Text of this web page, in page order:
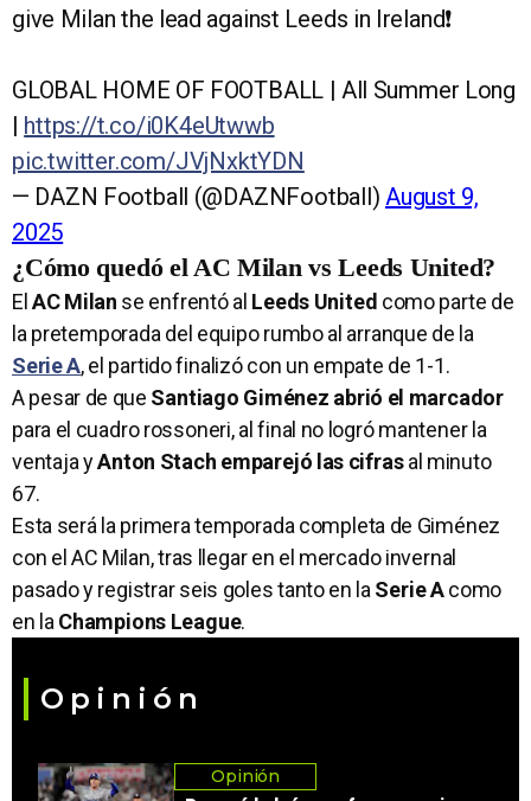
give Milan the lead against Leeds in Ireland❗
GLOBAL HOME OF FOOTBALL | All Summer Long
| https://t.co/i0K4eUtwwb
pic.twitter.com/JVjNxktYDN
— DAZN Football (@DAZNFootball) August 9,
2025
¿Cómo quedó el AC Milan vs Leeds United?
El AC Milan se enfrentó al Leeds United como parte de
la pretemporada del equipo rumbo al arranque de la
Serie A, el partido finalizó con un empate de 1-1.
A pesar de que Santiago Giménez abrió el marcador
para el cuadro rossoneri, al final no logró mantener la
ventaja yAnton Stach emparejó las cifrasal minuto
67.
Esta será la primera temporada completa de Giménez
con el AC Milan, tras llegar en el mercado invernal
pasado y registrar seis goles tanto en laSerie Acomo
en laChampions League.
Opinión
Opinión